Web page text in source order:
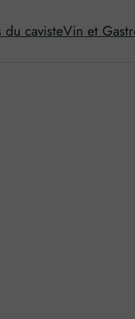
du cavisteVin et